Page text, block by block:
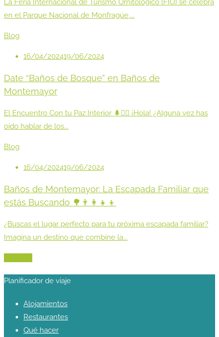
La Feria Internacional de Turismo Ornitológico (FIO) se celebra
en el Parque Nacional de Monfragüe,...
Blog
16/04/202419/06/2024
Date “Baños de Bosque” en Baños de
Montemayor
El Encuentro Con tu Paz Interior 🌲💆‍♀️ ¡Hola! ¿Alguna vez has
oído hablar de los...
Blog
16/04/202419/06/2024
Baños de Montemayor: La Escapada Familiar que
estás Buscando 🌳👨‍👩‍👧‍👦
¿Buscas el lugar perfecto para tu próxima escapada familiar?
Imagina un destino que combine la...
Planificador de viaje
Alojamientos
Restaurantes
Qué hacer